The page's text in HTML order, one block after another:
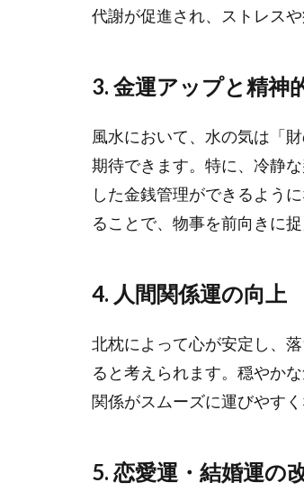
代謝が促進され、ストレス
3. 金運アップと精神
風水において、水の気は「
期待できます。特に、冷静
した金銭管理ができるよう
ることで、物事を前向きに
4. 人間関係運の向上
北枕によって心が安定し、
ると考えられます。穏やか
関係がスムーズに運びやす
5. 恋愛運・結婚運の